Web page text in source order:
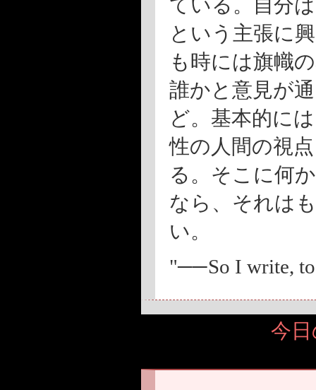
ている。自分
という主張に
も時には旗幟
誰かと意見が
ど。基本的に
性の人間の視
る。そこに何
なら、それは
い。
"──So I write,
今